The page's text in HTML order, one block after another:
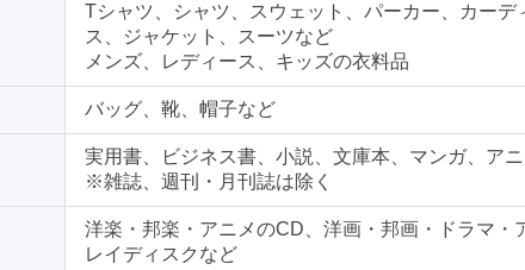
Tシャツ、シャツ、スウェット、パーカー、カー
ス、ジャケット、スーツなど
メンズ、レディース、キッズの衣料品
バッグ、靴、帽子など
実用書、ビジネス書、小説、文庫本、マンガ、ア
※雑誌、週刊・月刊誌は除く
洋楽・邦楽・アニメのCD、洋画・邦画・ドラマ・
レイディスクなど